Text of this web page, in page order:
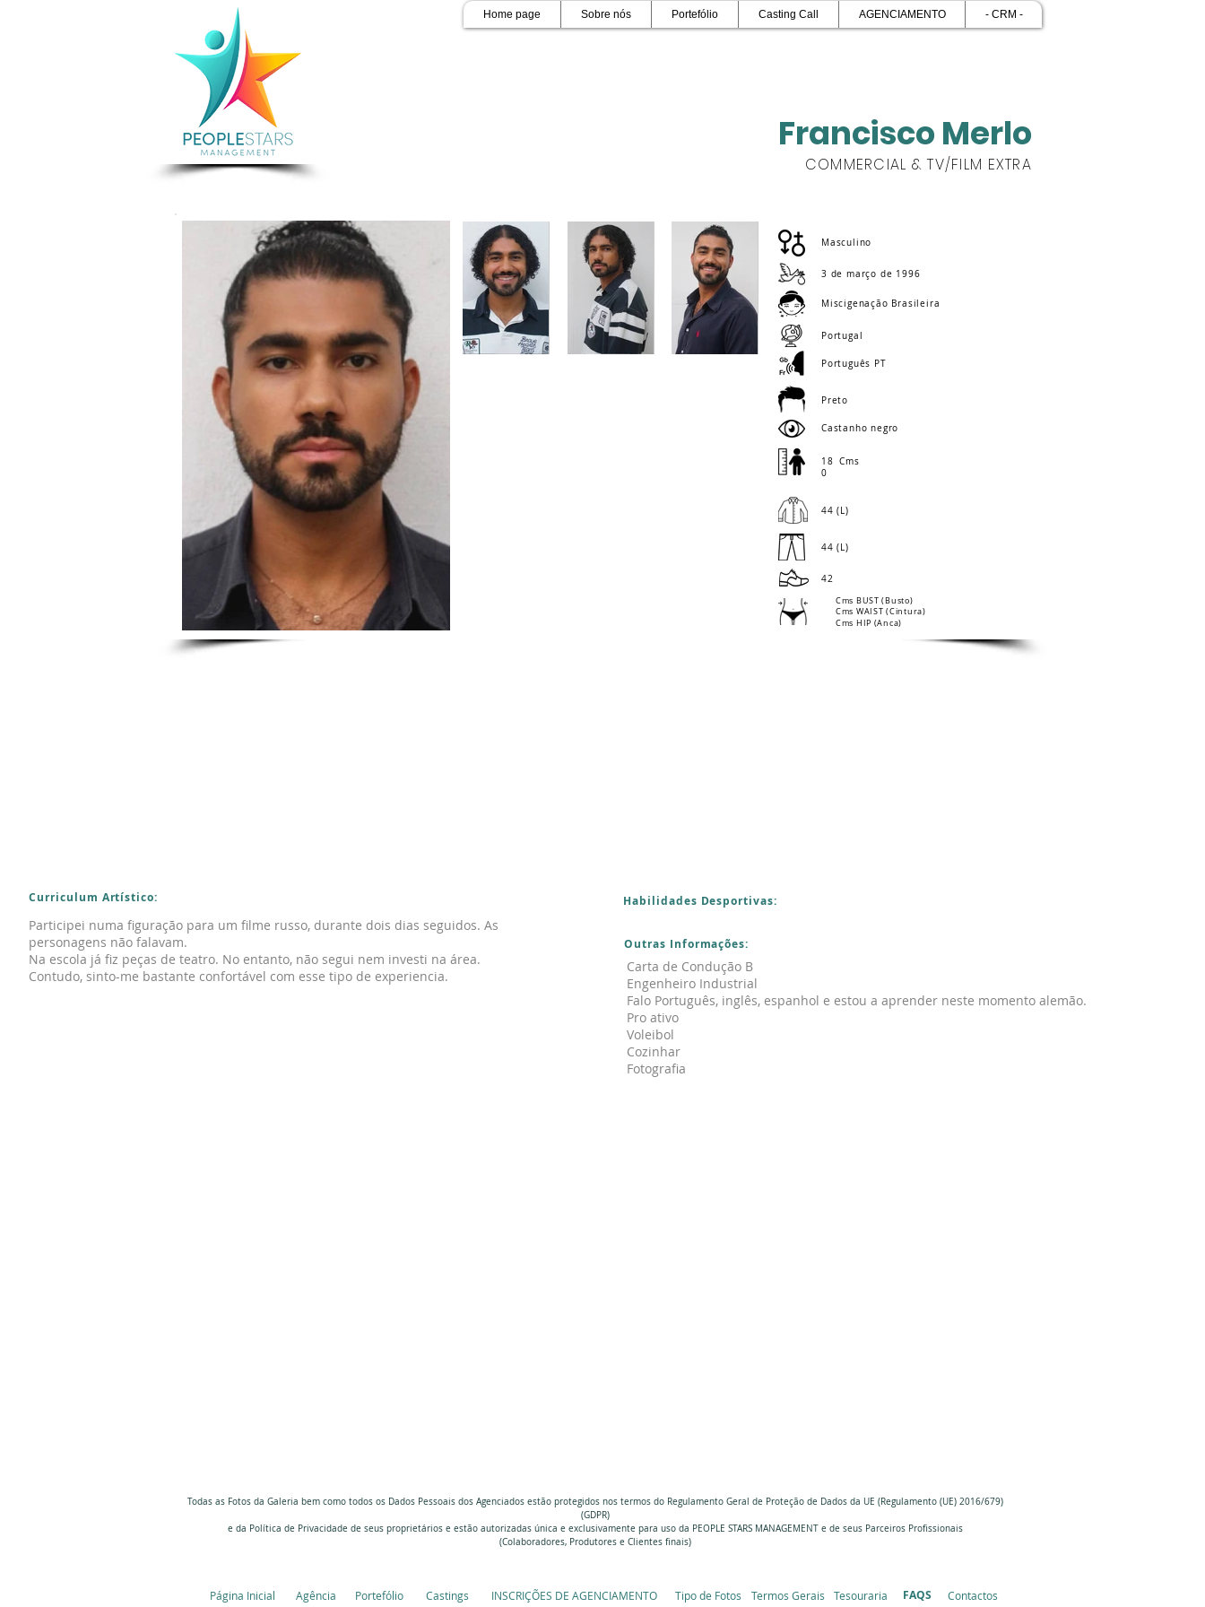
Home page Sobre nós Portefólio Casting Call AGENCIAMENTO - CRM -
Francisco Merlo
COMMERCIAL & TV/FILM EXTRA
Masculino
3 de março de 1996
Miscigenação Brasileira
Portugal
Português PT
Preto
Castanho negro
18
0
Cms
44 (L)
44 (L)
42
Cms BUST (Busto)
Cms WAIST (Cintura)
Cms HIP (Anca)
Curriculum Artístico:
Participei numa figuração para um filme russo, durante dois dias seguidos. As
personagens não falavam.
Na escola já fiz peças de teatro. No entanto, não segui nem investi na área.
Contudo, sinto-me bastante confortável com esse tipo de experiencia.
Habilidades Desportivas:
Outras Informações:
Carta de Condução B
Engenheiro Industrial
Falo Português, inglês, espanhol e estou a aprender neste momento alemão.
Pro ativo
Voleibol
Cozinhar
Fotografia
Todas as Fotos da Galeria bem como todos os Dados Pessoais dos Agenciados estão protegidos nos termos do Regulamento Geral de Proteção de Dados da UE (Regulamento (UE) 2016/679)
(GDPR)
e da Política de Privacidade de seus proprietários e estão autorizadas única e exclusivamente para uso da PEOPLE STARS MANAGEMENT e de seus ParceirosProfissionais
(Colaboradores, Produtores e Clientes finais)
Página Inicial Agência Portefólio Castings INSCRIÇÕES DE AGENCIAMENTO Tipo de Fotos Termos Gerais Tesouraria FAQS Contactos